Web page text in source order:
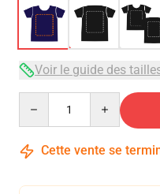
Voir le guide des
Cette vente se